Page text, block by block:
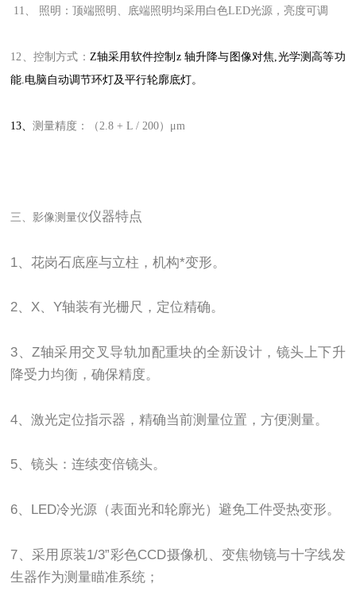
11、 照明：顶端照明、底端照明均采用白色LED光源，亮度可调
12、控制方式： Z轴采用软件控制z 轴升降与图像对焦,光学测高等功
能.电脑自动调节环灯及平行轮廓底灯。
13、测量精度：（2.8 + L / 200）μm
三、影像测量仪仪器特点
1、花岗石底座与立柱，机构*变形。
2、X、Y轴装有光栅尺，定位精确。
3、Z轴采用交叉导轨加配重块的全新设计，镜头上下升
降受力均衡，确保精度。
4、激光定位指示器，精确当前测量位置，方便测量。
5、镜头：连续变倍镜头。
6、LED冷光源（表面光和轮廓光）避免工件受热变形。
7、采用原装1/3”彩色CCD摄像机、变焦物镜与十字线发
生器作为测量瞄准系统；